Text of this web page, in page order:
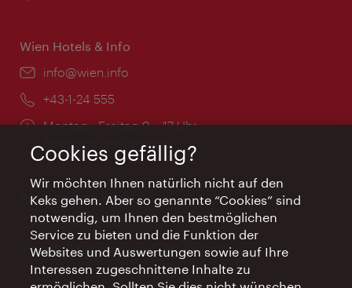
Wien Hotels & Info
Email:
info@wien.info
Telefon:
+43-1-24 555
Öffnungszeiten:
Montag - Freitag 9 – 17 Uhr
Feiertags geschlossen
AI Concierge Wien
Ort:
concierge.wien.info
Öffnungszeiten:
Informationen rund um die Uhr
Cookies gefällig?
Wir möchten Ihnen natürlich nicht auf den
Keks gehen. Aber so genannte “Cookies” sind
notwendig, um Ihnen den bestmöglichen
Service zu bieten und die Funktion der
Websites und Auswertungen sowie auf Ihre
Interessen zugeschnittene Inhalte zu